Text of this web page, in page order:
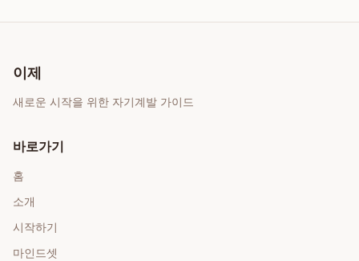
이제
새로운 시작을 위한 자기계발 가이드
바로가기
홈
소개
시작하기
마인드셋